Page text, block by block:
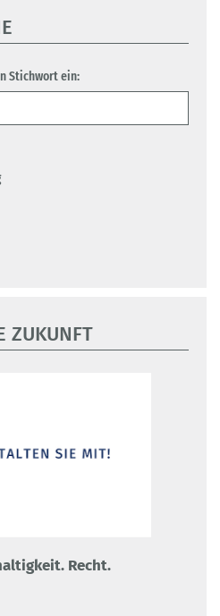
Stichwort ein:
ZUKUNFT
Recht.